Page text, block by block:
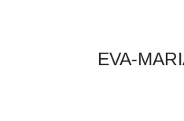
EVA-